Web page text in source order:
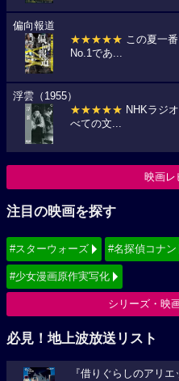
偏向報道
★★★★★ この夏一
No.1であ...
浮雲（1955）
★★★★★ NHKラジ
べての文...
映画レ
注目の映画を探す
#スターウォーズ #名探偵コナン
#少女漫画原作実写化
シリーズ・映
必見！地上波放送リスト
『借りぐらしのアリエ